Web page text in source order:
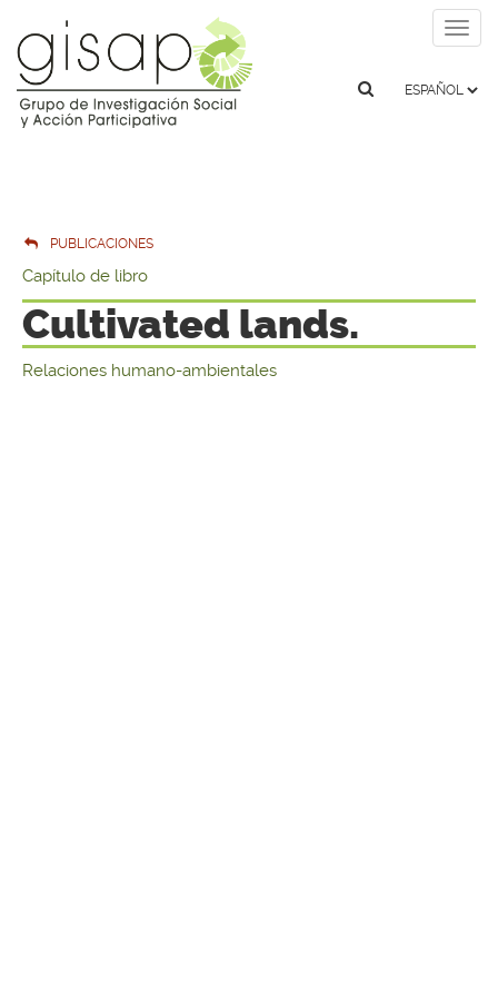
PUBLICACIONES
Capítulo de libro
Cultivated lands.
Relaciones humano-ambientales